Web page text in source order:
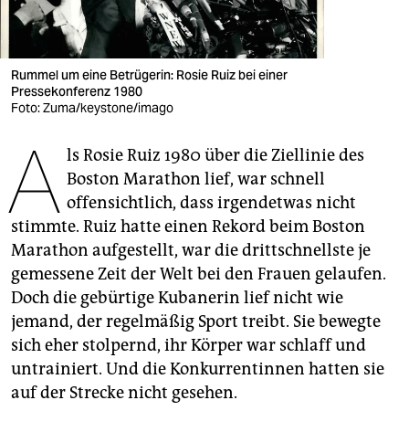
verlag
veranstaltungen
shop
fragen & hilfe
unterstützen
abo
genossenschaft
Rummel um eine Betrügerin: Rosie Ruiz bei einer
Pressekonferenz 1980
Foto: Zuma/keystone/imago
A ls Rosie Ruiz 1980 über die Ziellinie des
Boston Marathon lief, war schnell
offensichtlich, dass irgendetwas nicht
stimmte. Ruiz hatte einen Rekord beim Boston
Marathon aufgestellt, war die drittschnellste je
gemessene Zeit der Welt bei den Frauen gelaufen.
Doch die gebürtige Kubanerin lief nicht wie
jemand, der regelmäßig Sport treibt. Sie bewegte
sich eher stolpernd, ihr Körper war schlaff und
untrainiert. Und die Konkurrentinnen hatten sie
auf der Strecke nicht gesehen.